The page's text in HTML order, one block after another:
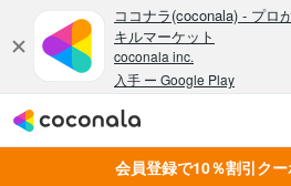
会員登録で10％割引クー